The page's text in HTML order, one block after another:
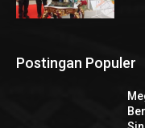
Postingan Populer